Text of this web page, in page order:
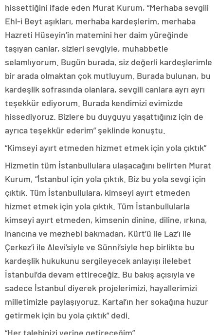
hissettiğini ifade eden Murat Kurum, “Merhaba sevgili
Ehl-i Beyt aşıkları, merhaba kardeşlerim, merhaba
Hazreti Hüseyin’in matemini her daim yüreğinde
taşıyan canlar, sizleri sevgiyle, muhabbetle
selamlıyorum. Bugün burada, siz değerli kardeşlerimle
bir arada olmaktan çok mutluyum. Burada bulunan, bu
kardeşlik sofrasında olanlara, sevgili canlara ayrı ayrı
teşekkür ediyorum. Burada kendimizi evimizde
hissediyoruz. Bizlere bu duyguyu yaşattığınız için de
ayrıca teşekkür ederim” şeklinde konuştu.
“Kimseyi ayırt etmeden hizmet etmek için yola çıktık”
Hizmetin tüm İstanbullulara ulaşacağını belirten Murat
Kurum, “İstanbul için yola çıktık. Biz bu yola sevgi için
çıktık. Tüm İstanbullulara, kimseyi ayırt etmeden
hizmet etmek için yola çıktık. Tüm İstanbullularla
kimseyi ayırt etmeden, kimsenin dinine, diline, ırkına,
inancına ve mezhebi bakmadan, Kürt’ü ile Laz’ı ile
Çerkez’i ile Alevi’siyle ve Sünni’siyle hep birlikte bu
kardeşlik hukukunu sergileyecek anlayışı ilelebet
İstanbul’da devam ettireceğiz. Bu bakış açısıyla ve
sadece İstanbul diyerek projelerimizi, hayallerimizi
milletimizle paylaşıyoruz. Kartal’ın her sokağına huzur
getirmek için bu yola çıktık” dedi.
“Her talebinizi yerine getireceğim”